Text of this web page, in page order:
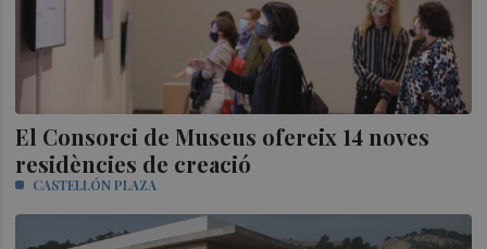
El Consorci de Museus ofereix 14 noves
residències de creació
CASTELLÓN PLAZA